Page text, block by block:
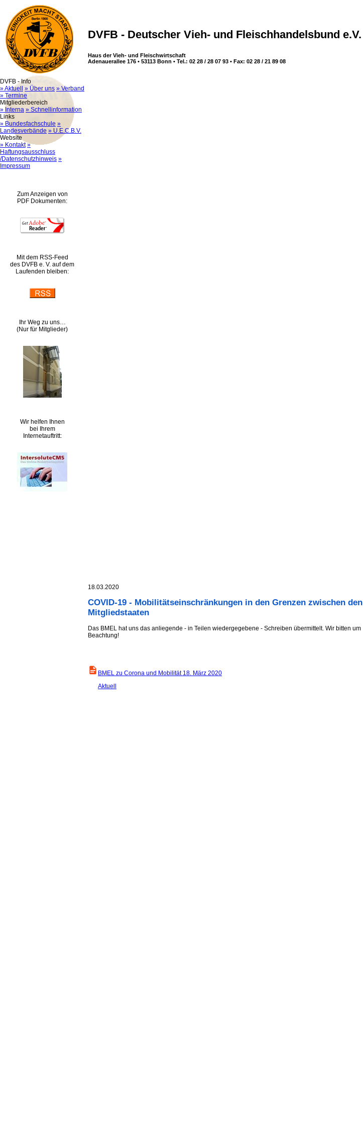
DVFB - Deutscher Vieh- und Fleischhandelsbund e.V.
Haus der Vieh- und Fleischwirtschaft
Adenauerallee 176 • 53113 Bonn • Tel.: 02 28 / 28 07 93 • Fax: 02 28 / 21 89 08
DVFB - Info
» Aktuell
» Über uns » Verband
» Termine
Mitgliederbereich
» Interna » Schnellinformation
Links
» Bundesfachschule »
Landesverbände » U.E.C.B.V.
Website
» Kontakt »
Haftungsausschluss
/Datenschutzhinweis »
Impressum
Zum Anzeigen von
PDF Dokumenten:
Mit dem RSS-Feed
des DVFB e. V. auf dem
Laufenden bleiben:
Ihr Weg zu uns…
(Nur für Mitglieder)
Wir helfen Ihnen
bei Ihrem
Internetauftritt:
18.03.2020
COVID-19 - Mobilitätseinschränkungen in den Grenzen zwischen den
Mitgliedstaaten
Das BMEL hat uns das anliegende - in Teilen wiedergegebene - Schreiben übermittelt. Wir bitten um
Beachtung!
BMEL zu Corona und Mobilität 18. März 2020
Aktuell